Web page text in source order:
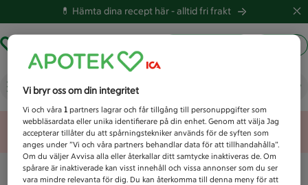
💊 Hämta dina recept här -alltid fri frakt
Vad letar du efter idag?
Unknown error
Vi bryr oss om din integritet
Vi och våra1 partners lagrar och får tillgång till personuppgifter som
webbläsardata eller unika identifierare på din enhet. Genom att välja Jag
accepterar tillåter du att spårningstekniker används för de syften som
anges under ”Vi och våra partners behandlar data för att tillhandahålla”.
Om du väljer Avvisa alla eller återkallar ditt samtycke inaktiveras de. Om
spårare är inaktiverade kan visst innehåll och vissa annonser som du ser
vara mindre relevanta för dig. Du kan återkomma till denna meny för att